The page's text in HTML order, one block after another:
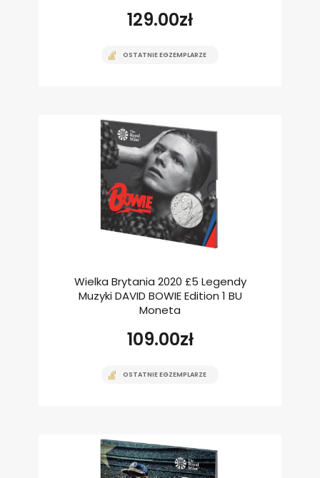
129.00zł
OSTATNIE EGZEMPLARZE
Wielka Brytania 2020 £5 Legendy
Muzyki DAVID BOWIE Edition 1 BU
Moneta
109.00zł
OSTATNIE EGZEMPLARZE